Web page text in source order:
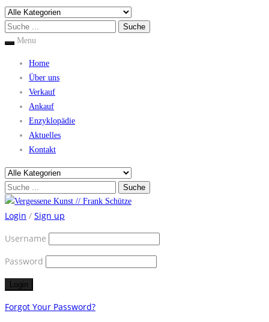
Menu
Home
Über uns
Verkauf
Ankauf
Enzyklopädie
Aktuelles
Kontakt
Login / Sign up
Username
Password
Forgot Your Password?